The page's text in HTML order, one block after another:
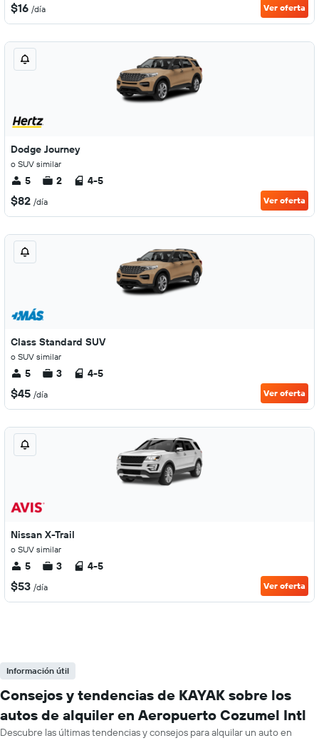
$16 /día Ver oferta
Dodge Journey
o SUV similar
5 2 4-5
$82 /día Ver oferta
Class Standard SUV
o SUV similar
5 3 4-5
$45 /día Ver oferta
Nissan X-Trail
o SUV similar
5 3 4-5
$53 /día Ver oferta
Información útil
Consejos y tendencias de KAYAK sobre los
autos de alquiler en Aeropuerto Cozumel Intl
Descubre las últimas tendencias y consejos para alquilar un auto en